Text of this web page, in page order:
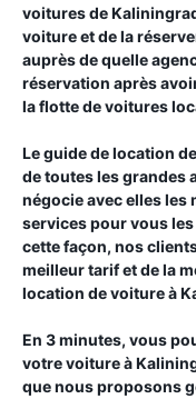
voitures de
voiture et de la
auprès de quelle
réservation après
la flotte de voitures
Le guide de location
de toutes les grandes
négocie avec elles les
services pour vous
cette façon, nos
meilleur tarif et de la
location de voiture à
En 3 minutes, vous
votre voiture à
que nous proposons